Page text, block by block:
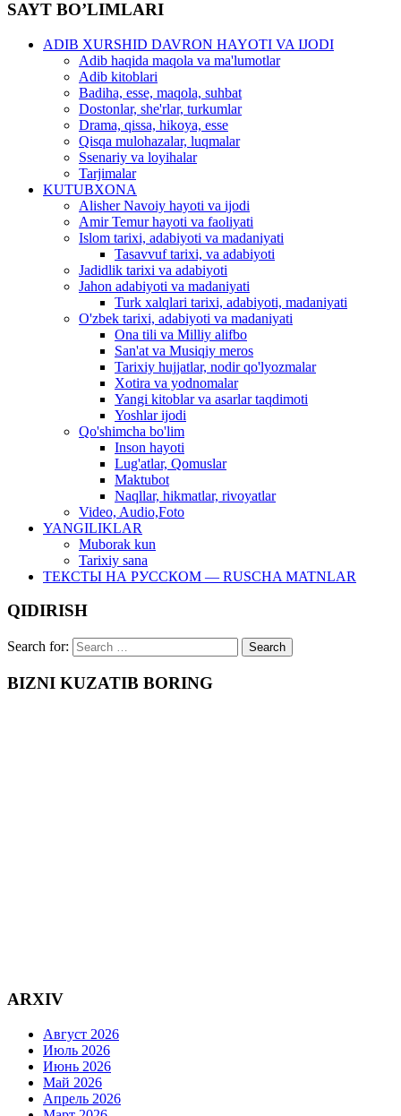
SAYT BO’LIMLARI
ADIB XURSHID DAVRON HAYOTI VA IJODI
Adib haqida maqola va ma'lumotlar
Adib kitoblari
Badiha, esse, maqola, suhbat
Dostonlar, she'rlar, turkumlar
Drama, qissa, hikoya, esse
Qisqa mulohazalar, luqmalar
Ssenariy va loyihalar
Tarjimalar
KUTUBXONA
Alisher Navoiy hayoti va ijodi
Amir Temur hayoti va faoliyati
Islom tarixi, adabiyoti va madaniyati
Tasavvuf tarixi, va adabiyoti
Jadidlik tarixi va adabiyoti
Jahon adabiyoti va madaniyati
Turk xalqlari tarixi, adabiyoti, madaniyati
O'zbek tarixi, adabiyoti va madaniyati
Ona tili va Milliy alifbo
San'at va Musiqiy meros
Tarixiy hujjatlar, nodir qo'lyozmalar
Xotira va yodnomalar
Yangi kitoblar va asarlar taqdimoti
Yoshlar ijodi
Qo'shimcha bo'lim
Inson hayoti
Lug'atlar, Qomuslar
Maktubot
Naqllar, hikmatlar, rivoyatlar
Video, Audio,Foto
YANGILIKLAR
Muborak kun
Tarixiy sana
ТЕКСТЫ НА РУССКОМ — RUSCHA MATNLAR
QIDIRISH
Search for:
BIZNI KUZATIB BORING
ARXIV
Август 2026
Июль 2026
Июнь 2026
Май 2026
Апрель 2026